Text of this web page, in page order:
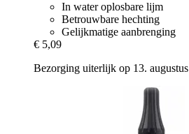
In water oplosbare lijm
Betrouwbare hechting
Gelijkmatige aanbrenging
€ 5,09
Bezorging uiterlijk op 13. augustus